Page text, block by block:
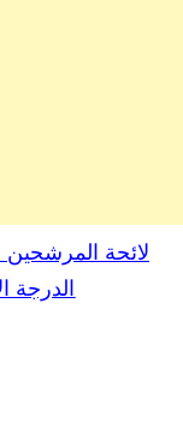
لائحة المرشحين
الدرجة